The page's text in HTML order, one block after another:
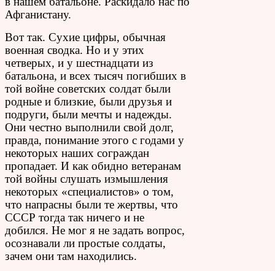
Афганистану.
Вот так. Сухие цифры, обычная
военная сводка. Но и у этих
четверых, и у шестнадцати из
батальона, и всех тысяч погибших в
той войне советских солдат были
родные и близкие, были друзья и
подруги, были мечты и надежды.
Они честно выполнили свой долг,
правда, понимание этого с годами у
некоторых наших сограждан
пропадает. И как обидно ветеранам
той войны слушать измышления
некоторых «специалистов» о том,
что напрасны были те жертвы, что
СССР тогда так ничего и не
добился. Не мог я не задать вопрос,
осознавали ли простые солдаты,
зачем они там находились.